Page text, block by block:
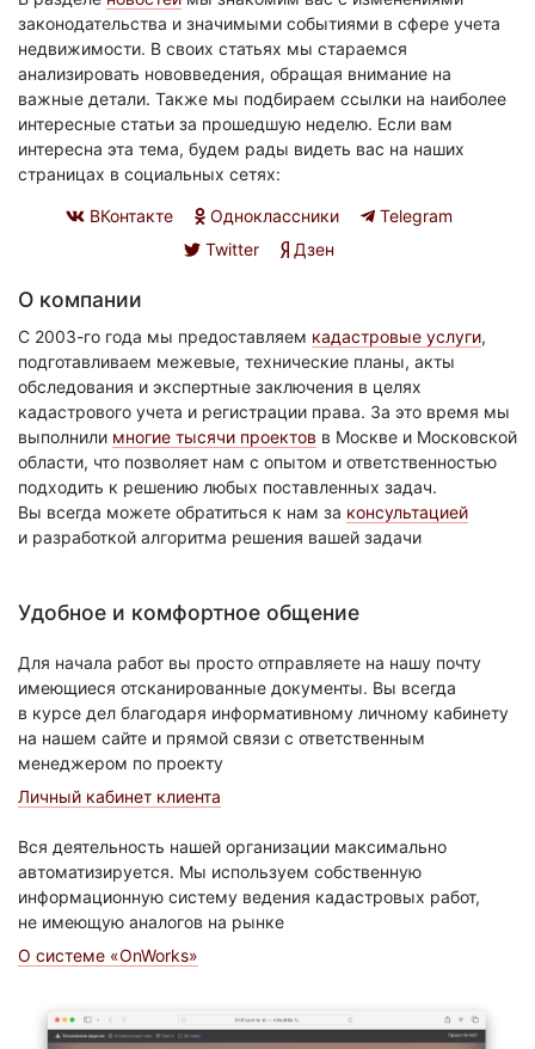
законодательства и значимыми событиями в сфере учета
недвижимости. В своих статьях мы стараемся
анализировать нововведения, обращая внимание на
важные детали. Также мы подбираем ссылки на наиболее
интересные статьи за прошедшую неделю. Если вам
интересна эта тема, будем рады видеть вас на наших
страницах в социальных сетях:
ВКонтакте Одноклассники
Telegram
Twitter
Дзен
О компании
С 2003-го года мы предоставляем кадастровые услуги,
подготавливаем межевые, технические планы, акты
обследования и экспертные заключения в целях
кадастрового учета и регистрации права. За это время мы
выполнили многие тысячи проектов в Москве и Московской
области, что позволяет нам с опытом и ответственностью
подходить к решению любых поставленных задач.
Вы всегда можете обратиться к нам за консультацией
и разработкой алгоритма решения вашей задачи
Удобное и комфортное общение
Для начала работ вы просто отправляете на нашу почту
имеющиеся отсканированные документы. Вы всегда
в курсе дел благодаря информативному личному кабинету
на нашем сайте и прямой связи с ответственным
менеджером по проекту
Личный кабинет клиента
Вся деятельность нашей организации максимально
автоматизируется. Мы используем собственную
информационную систему ведения кадастровых работ,
не имеющую аналогов на рынке
О системе «OnWorks»